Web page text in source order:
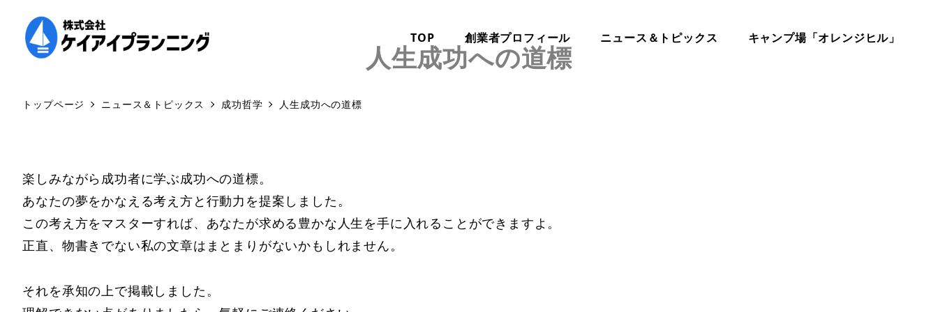
TOP 創業者プロフィール ニュース＆トピックス キャンプ場「オレンジヒル」
人生成功への道標
トップページ ニュース＆トピックス 成功哲学 人生成功への道標
楽しみながら成功者に学ぶ成功への道標。
あなたの夢をかなえる考え方と行動力を提案しました。
この考え方をマスターすれば、あなたが求める豊かな人生を手に入れることができますよ。
正直、物書きでない私の文章はまとまりがないかもしれません。
それを承知の上で掲載しました。